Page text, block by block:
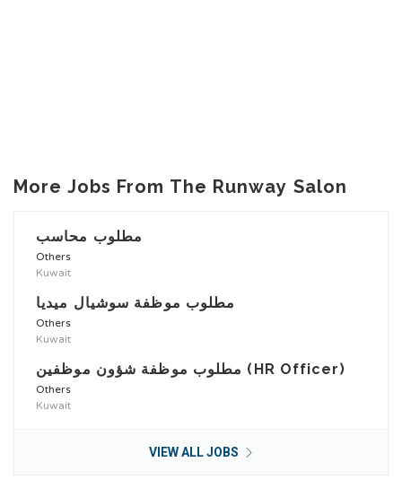
More Jobs From The Runway Salon
مطلوب محاسب
Others
Kuwait
مطلوب موظفة سوشيال ميديا
Others
Kuwait
مطلوب موظفة شؤون موظفين (HR Officer)
Others
Kuwait
VIEW ALL JOBS